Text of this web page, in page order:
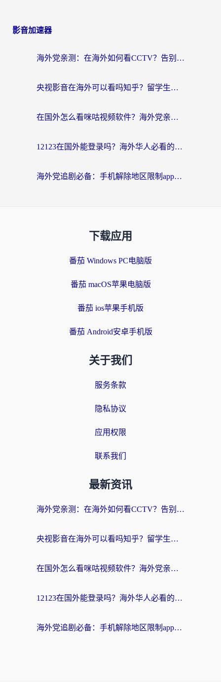
影音加速器
海外党亲测：在海外如何看CCTV？告别“仅限大陆播放”的实用指南
央视影音在海外可以看吗知乎？留学生亲测：3步解决地域限制+追剧自由
在国外怎么看咪咕视频软件？海外党亲测有效的回国加速方案
12123在国外能登录吗？海外华人必看的回国加速实用指南
海外党追剧必备：手机解除地区限制app怎么选？解决央视视频&国内剧地区限制全指南
下载应用
番茄 Windows PC电脑版
番茄 macOS苹果电脑版
番茄 ios苹果手机版
番茄 Android安卓手机版
关于我们
服务条款
隐私协议
应用权限
联系我们
最新资讯
海外党亲测：在海外如何看CCTV？告别“仅限大陆播放”的实用指南
央视影音在海外可以看吗知乎？留学生亲测：3步解决地域限制+追剧自由
在国外怎么看咪咕视频软件？海外党亲测有效的回国加速方案
12123在国外能登录吗？海外华人必看的回国加速实用指南
海外党追剧必备：手机解除地区限制app怎么选？解决央视视频&国内剧地区限制全指南